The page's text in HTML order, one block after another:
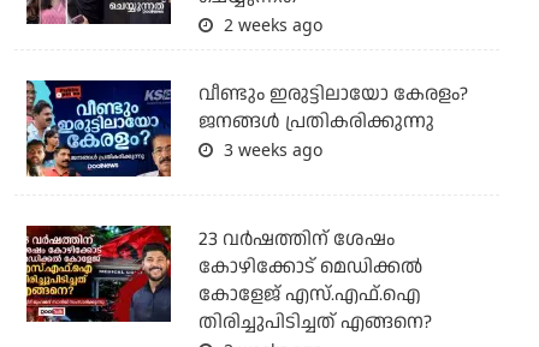
2 weeks ago
വീണ്ടും ഇരുട്ടിലായോ കേരളം?
ജനങ്ങൾ പ്രതികരിക്കുന്നു
3 weeks ago
23 വർഷത്തിന് ശേഷം
കോഴിക്കോട് മെഡിക്കൽ
കോളേജ് എസ്.എഫ്.ഐ
തിരിച്ചുപിടിച്ചത് എങ്ങനെ?